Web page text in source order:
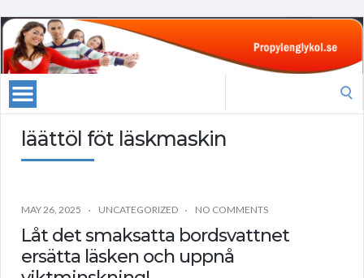
läättöl föt läskmaskin
MAY 26, 2025 UNCATEGORIZED NO COMMENTS
Låt det smaksatta bordsvattnet
ersätta läsken och uppnå